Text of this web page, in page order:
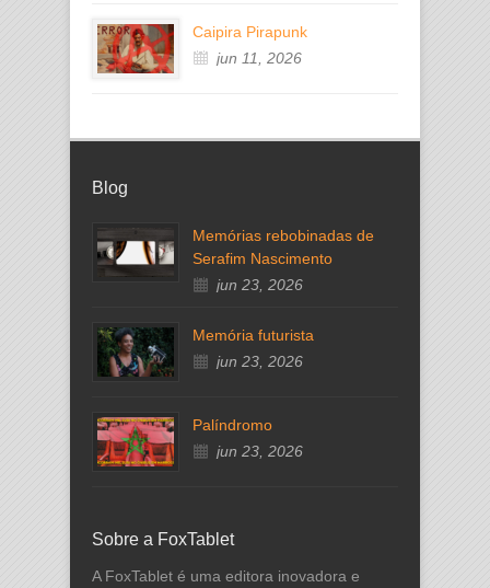
Caipira Pirapunk
jun 11, 2026
Blog
Memórias rebobinadas de
Serafim Nascimento
jun 23, 2026
Memória futurista
jun 23, 2026
Palíndromo
jun 23, 2026
Sobre a FoxTablet
A FoxTablet é uma editora inovadora e